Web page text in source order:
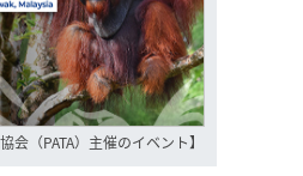
会（PATA）主催のイベント】